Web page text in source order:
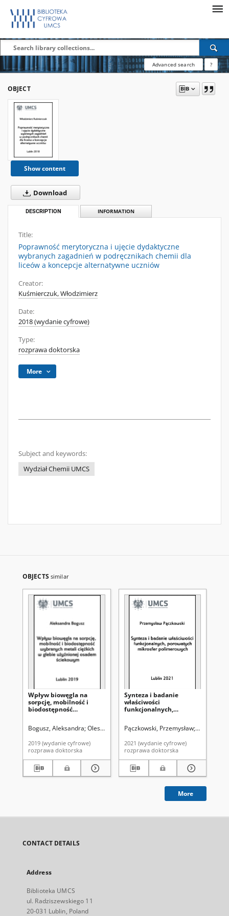
Advanced search ?
OBJECT
Show content
Download
DESCRIPTION INFORMATION
Title:
Poprawność merytoryczna i ujęcie dydaktyczne
wybranych zagadnień w podręcznikach chemii dla
liceów a koncepcje alternatywne uczniów
Creator:
Kuśmierczuk, Włodzimierz
Date:
2018 (wydanie cyfrowe)
Type:
rozprawa doktorska
More
Subject and keywords:
Wydział Chemii UMCS
OBJECTS similar
Wpływ biowęgla na
sorpcję, mobilność i
biodostępność
użyźnionej osadem
Bogusz, Aleksandra Oleszczuk, Patryk. Promotor
2019 (wydanie cyfrowe)
rozprawa doktorska
Synteza i badanie
właściwości
funkcjonalnych,
Pączkowski, Przemysław Gawdzik,
2021 (wydanie cyfrowe)
rozprawa doktorska
More
CONTACT DETAILS
Address
Biblioteka UMCS
ul. Radziszewskiego 11
20-031 Lublin, Poland